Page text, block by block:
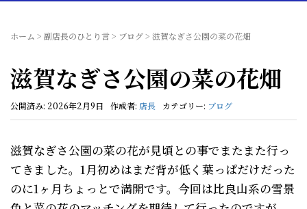
ホーム > 副店長のひとり言> ブログ> 滋賀なぎさ公園の菜の花畑
滋賀なぎさ公園の菜の花畑
公開済み: 2026年2月9日 作成者: 店長 カテゴリー: ブログ
滋賀なぎさ公園の菜の花が見頃との事でまたまた行っ
てきました。1月初めはまだ背が低く葉っぱだけだった
のに1ヶ月ちょっとで満開です。今回は比良山系の雪景